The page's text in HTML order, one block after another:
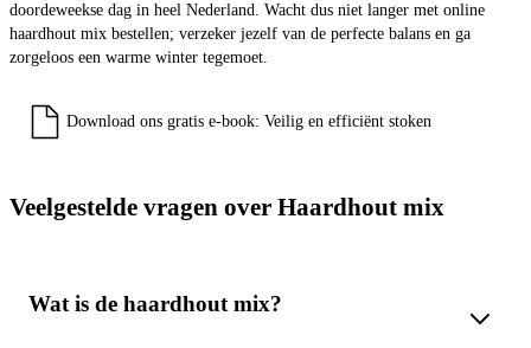
doordeweekse dag in heel Nederland. Wacht dus niet langer met online
haardhout mix bestellen; verzeker jezelf van de perfecte balans en ga
zorgeloos een warme winter tegemoet.
Download ons gratis e-book: Veilig en efficiënt stoken
Veelgestelde vragen over Haardhout mix
Wat is de haardhout mix?